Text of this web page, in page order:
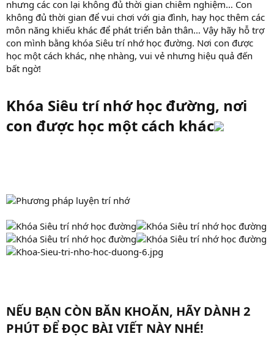
nhưng các con lại không đủ thời gian chiêm nghiệm… Con
không đủ thời gian để vui chơi với gia đình, hay học thêm các
môn năng khiếu khác để phát triển bản thân… Vậy hãy hỗ trợ
con mình bằng khóa Siêu trí nhớ học đường. Nơi con được
học một cách khác, nhẹ nhàng, vui vẻ nhưng hiệu quả đến
bất ngờ!
Khóa Siêu trí nhớ học đường, nơi
con được học một cách khác
NẾU BẠN CÒN BĂN KHOĂN, HÃY DÀNH 2
PHÚT ĐỂ ĐỌC BÀI VIẾT NÀY NHÉ!